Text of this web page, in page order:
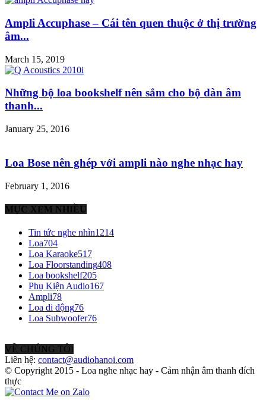
Ampli Accuphase – Cái tên quen thuộc ở thị trường
âm...
March 15, 2019
Những bộ loa bookshelf nên sắm cho bộ dàn âm
thanh...
January 25, 2016
Loa Bose nên ghép với ampli nào nghe nhạc hay
February 1, 2016
MỤC XEM NHIỀU
Tin tức nghe nhìn1214
Loa704
Loa Karaoke517
Loa Floorstanding408
Loa bookshelf205
Phụ Kiện Audio167
Ampli78
Loa di động76
Loa Subwoofer76
VỀ CHÚNG TÔI
Liên hệ: contact@audiohanoi.com
© Copyright 2015 - Loa nghe nhạc hay - Cảm nhận âm thanh đích
thực